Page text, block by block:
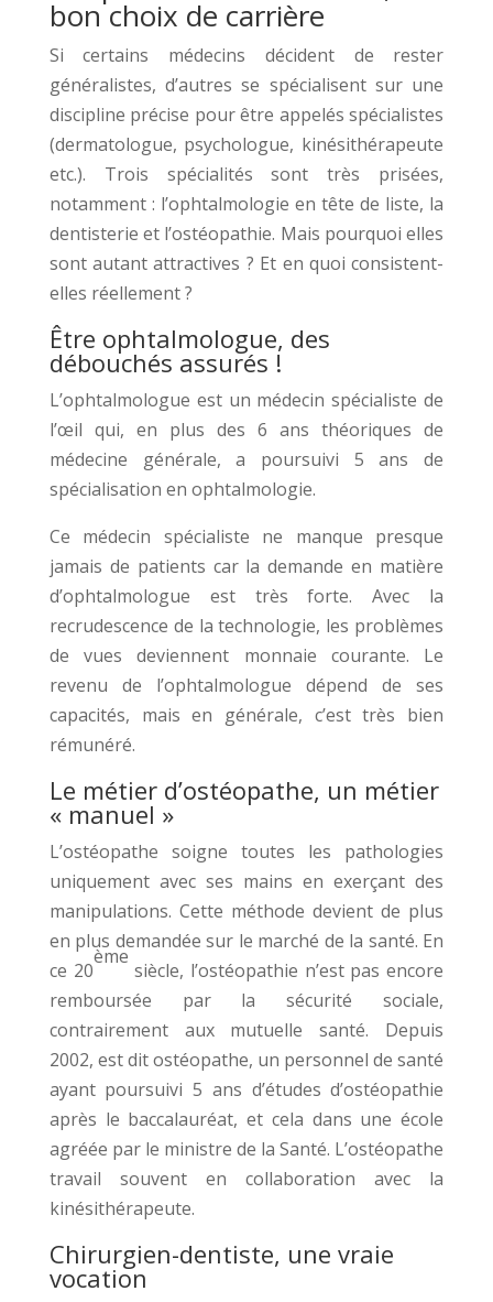
bon choix de carrière
Si certains médecins décident de rester
généralistes, d’autres se spécialisent sur une
discipline précise pour être appelés spécialistes
(dermatologue, psychologue, kinésithérapeute
etc.). Trois spécialités sont très prisées,
notamment : l’ophtalmologie en tête de liste, la
dentisterie et l’ostéopathie. Mais pourquoi elles
sont autant attractives ? Et en quoi consistent-
elles réellement ?
Être ophtalmologue, des
débouchés assurés !
L’ophtalmologue est un médecin spécialiste de
l’œil qui, en plus des 6 ans théoriques de
médecine générale, a poursuivi 5 ans de
spécialisation en ophtalmologie.
Ce médecin spécialiste ne manque presque
jamais de patients car la demande en matière
d’ophtalmologue est très forte. Avec la
recrudescence de la technologie, les problèmes
de vues deviennent monnaie courante. Le
revenu de l’ophtalmologue dépend de ses
capacités, mais en générale, c’est très bien
rémunéré.
Le métier d’ostéopathe, un métier
« manuel »
L’ostéopathe soigne toutes les pathologies
uniquement avec ses mains en exerçant des
manipulations. Cette méthode devient de plus
en plus demandée sur le marché de la santé. En
ce 20
ème
siècle, l’ostéopathie n’est pas encore
remboursée par la sécurité sociale,
contrairement aux mutuelle santé. Depuis
2002, est dit ostéopathe, un personnel de santé
ayant poursuivi 5 ans d’études d’ostéopathie
après le baccalauréat, et cela dans une école
agréée par le ministre de la Santé. L’ostéopathe
travail souvent en collaboration avec la
kinésithérapeute.
Chirurgien-dentiste, une vraie
vocation